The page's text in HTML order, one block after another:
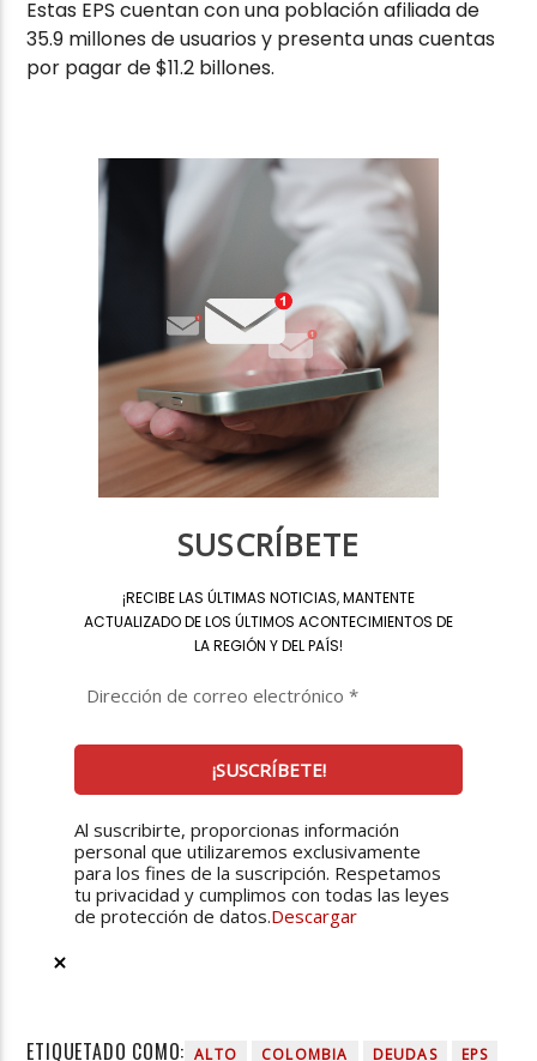
Estas EPS cuentan con una población afiliada de
35.9 millones de usuarios y presenta unas cuentas
por pagar de $11.2 billones.
SUSCRÍBETE
¡RECIBE LAS ÚLTIMAS NOTICIAS, MANTENTE
ACTUALIZADO DE LOS ÚLTIMOS ACONTECIMIENTOS DE
LA REGIÓN Y DEL PAÍS!
Al suscribirte, proporcionas información
personal que utilizaremos exclusivamente
para los fines de la suscripción. Respetamos
tu privacidad y cumplimos con todas las leyes
de protección de datos.Descargar
ETIQUETADO COMO: ALTO COLOMBIA DEUDAS
EPS